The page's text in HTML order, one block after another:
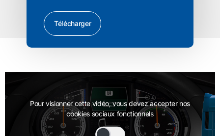
Télécharger
Pour visionner cette vidéo, vous devez accepter nos
cookies sociaux fonctionnels